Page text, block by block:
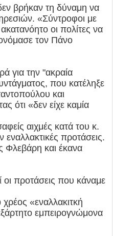
βρήκαν τη δύναμη να
«Σύντροφοι με
οι πολίτες να
τον Πάνο
για την "ακραία
που κατέληξε
και
ότι «δεν είχε καμία
αιχμές κατά του κ.
προτάσεις.
Φλεβάρη και έκανα
προτάσεις που κάναμε
«εναλλακιτκή
εμπειρογνώμονα